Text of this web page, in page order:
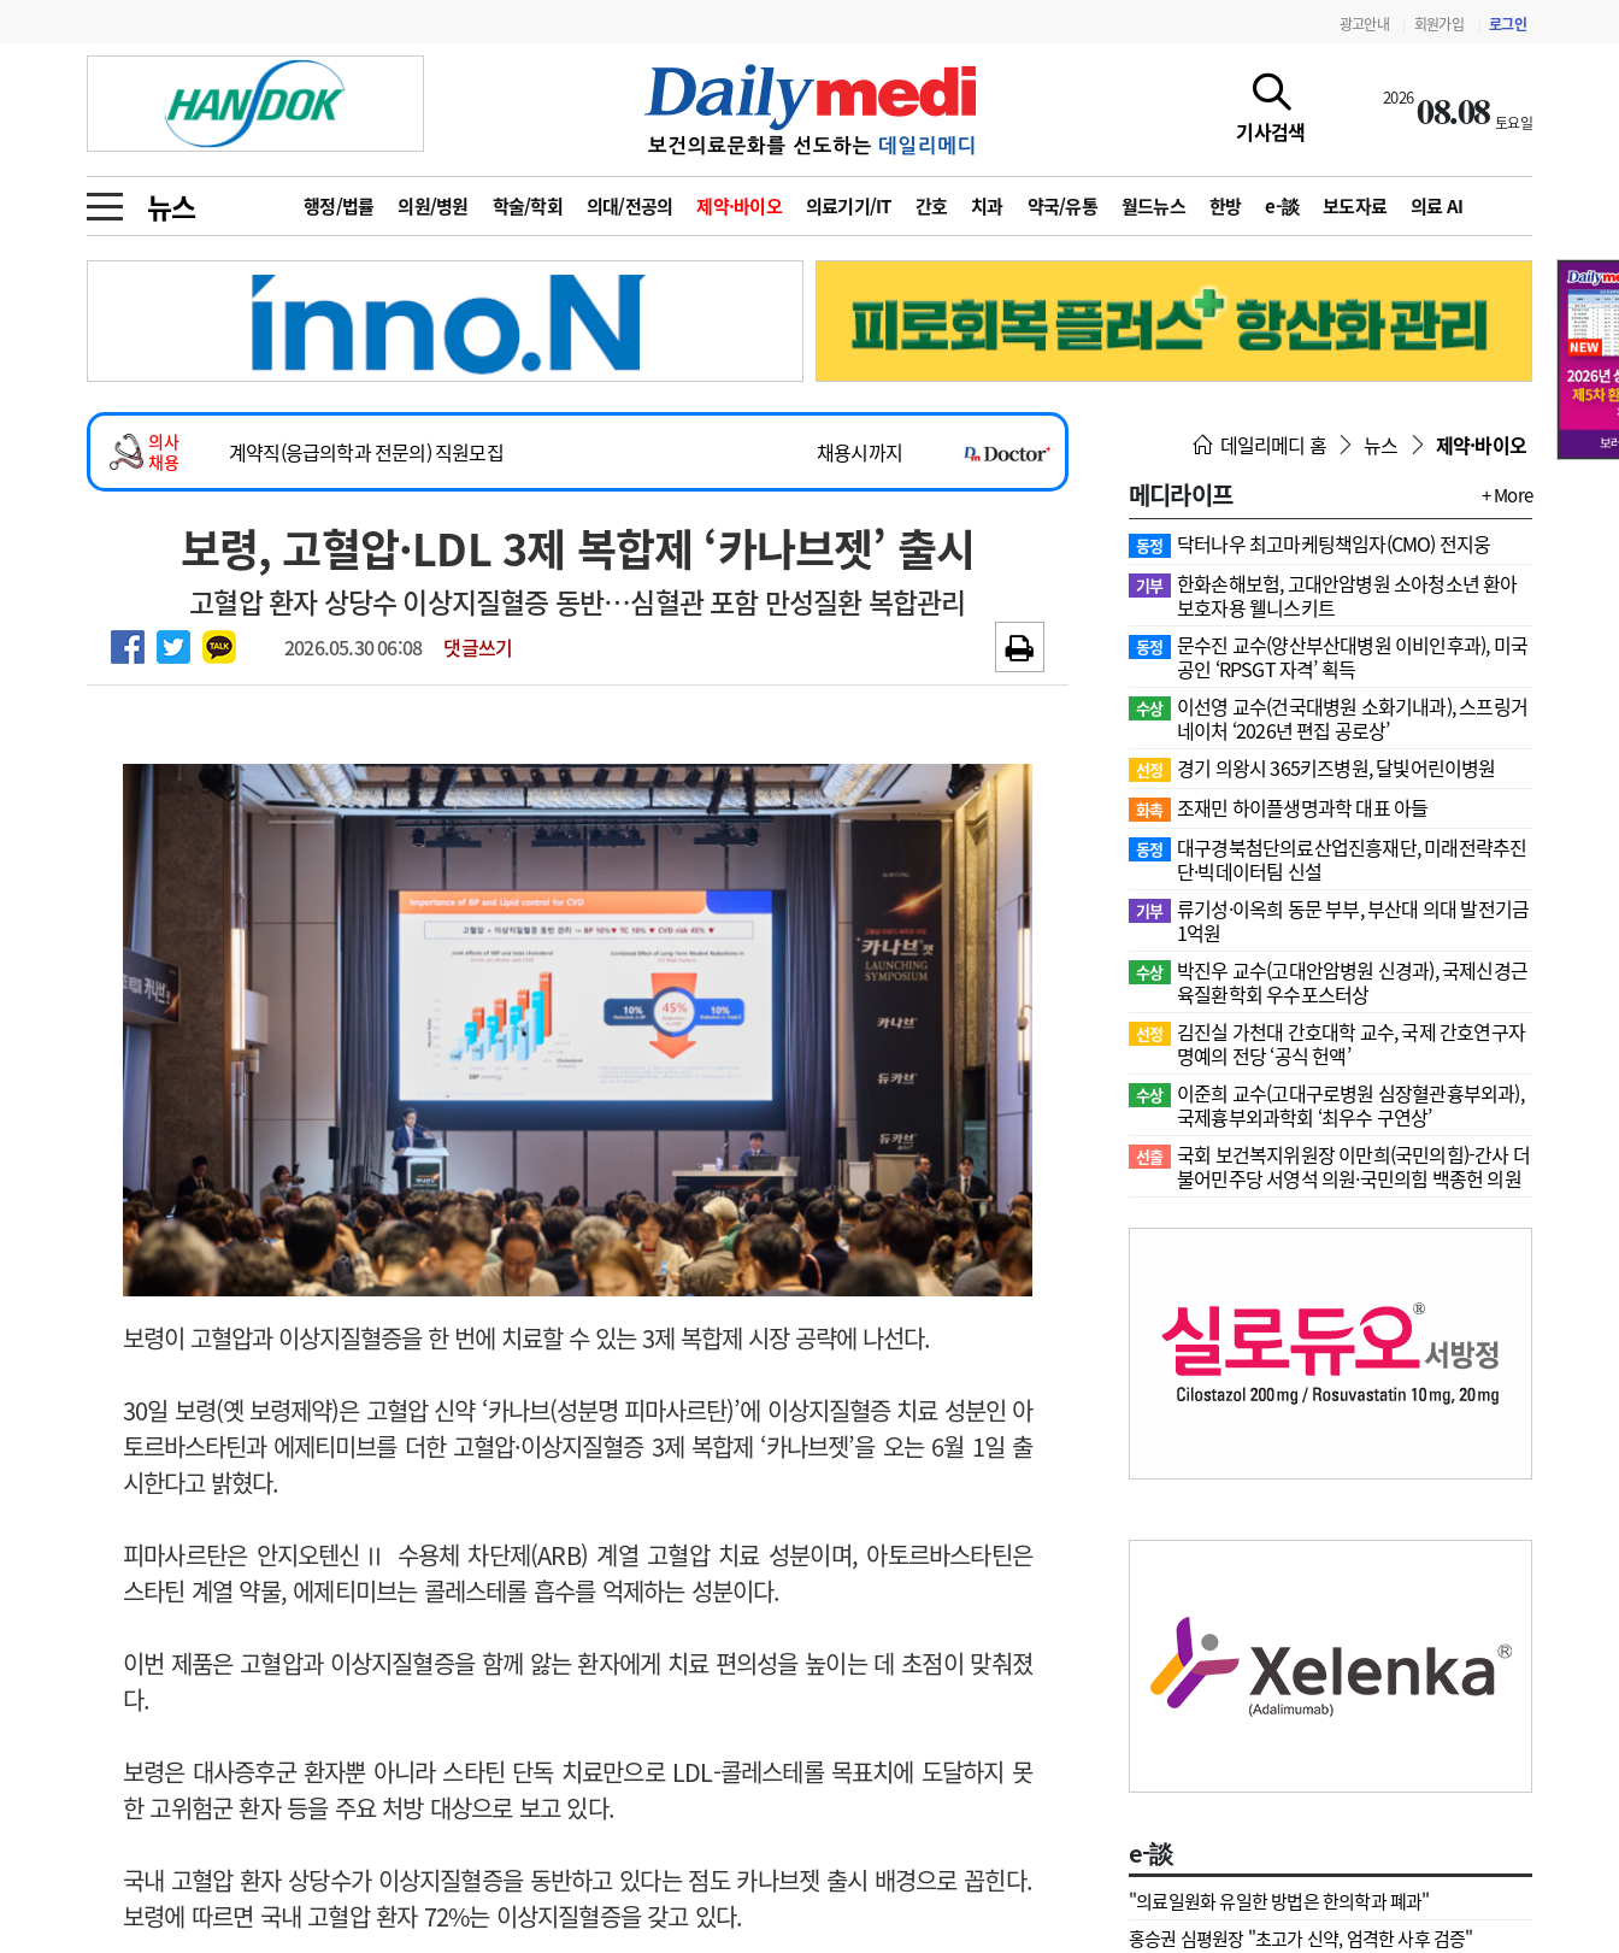
광고안내 회원가입 로그인
기사검색
202608.08 토요일
뉴스 행정/법률 의원/병원 학술/학회 의대/전공의 제약·바이오 의료기기/IT 간호 치과 약국/유통 월드뉴스 한방 e-談 보도자료 의료 AI
금주의 검색어
1
의사인력 수급 추계
3
AI의료
4
전공의 모집 결과
6
관리급여 실시
수련환경 개선
의과대학 입시
인사 사고
오피니언 수첩
인물 초대석 피플
동영상뉴스
포토뉴스
메디 Hospital 지역병원 중소병원
인포메이션 행정처분 판례 정책/통계 공시 지침·기준·평가 약제급여 심사 결과
고객센터 회사소개 법적고지 광고안내
의사
채용
2026년 하반기 인턴 모집
~2026-08-31
마취통증의학과 임기제 임상의사 채용
채용시까지
소아청소년과(소아응급전담) 계약직 의사 공개채용
채용시까지
하반기 전공의(레지던트1년차) 모집
~2026-08-15
2026년 하반기 인턴 모집
~2026-08-31
마취통증의학과 임기제 임상의사 채용
채용시까지
보령, 고혈압·LDL 3제 복합제 ‘카나브젯’ 출시
고혈압 환자 상당수 이상지질혈증 동반…심혈관 포함 만성질환 복합관리
2026.05.30 06:08 댓글쓰기
보령이 고혈압과 이상지질혈증을 한 번에 치료할 수 있는 3제 복합제 시장 공략에 나선다.
30일 보령(옛 보령제약)은 고혈압 신약 ‘카나브(성분명 피마사르탄)’에 이상지질혈증 치료 성분인 아
토르바스타틴과 에제티미브를 더한 고혈압·이상지질혈증 3제 복합제 ‘카나브젯’을 오는 6월 1일 출
시한다고 밝혔다.
피마사르탄은 안지오텐신Ⅱ 수용체 차단제(ARB) 계열 고혈압 치료 성분이며, 아토르바스타틴은
스타틴 계열 약물, 에제티미브는 콜레스테롤 흡수를 억제하는 성분이다.
이번 제품은 고혈압과 이상지질혈증을 함께 앓는 환자에게 치료 편의성을 높이는 데 초점이 맞춰졌
다.
보령은 대사증후군 환자뿐 아니라 스타틴 단독 치료만으로 LDL-콜레스테롤 목표치에 도달하지 못
한 고위험군 환자 등을 주요 처방 대상으로 보고 있다.
국내 고혈압 환자 상당수가 이상지질혈증을 동반하고 있다는 점도 카나브젯 출시 배경으로 꼽힌다.
보령에 따르면 국내 고혈압 환자 72%는 이상지질혈증을 갖고 있다.
데일리메디 홈 뉴스 제약·바이오
메디라이프 + More
동정 닥터나우 최고마케팅책임자(CMO) 전지웅
기부 한화손해보험, 고대안암병원 소아청소년 환아
보호자용 웰니스키트
동정
문수진 교수( 양산부산대병원 이비인후과), 미국
공인 ‘RPSGT 자격’ 획득
수상
이선영 교수(건국대병원 소화기내과), 스프링거
네이처 ‘2026년 편집 공로상’
선정 경기 의왕시 365키즈병원, 달빛어린이병원
화촉 조재민 하이플생명과학 대표 아들
동정
대구경북첨단의료산업진흥재단, 미래전략추진
단·빅데이터팀 신설
기부 류기성·이옥희 동문 부부, 부산대 의대 발전기금
1억원
수상
박진우 교수(고대안암병원 신경과), 국제신경근
육질환학회 우수포스터상
선정
김진실 가천대 간호대학 교수, 국제 간호연구자
명예의 전당 ‘공식 헌액’
수상
이준희 교수(고대구로병원 심장혈관흉부외과),
국제흉부외과학회 ‘최우수 구연상’
선출 국회 보건복지위원장 이만희(국민의힘)-간사 더
불어민주당 서영석 의원·국민의힘 백종헌 의원
e-談
"의료일원화 유일한 방법은 한의학과 폐과"
홍승권 심평원장 " 초고가 신약, 엄격한 사후 검증"